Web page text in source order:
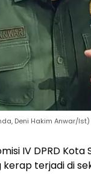
Deni Hakim Anwar/Ist)
IV DPRD
terjadi di